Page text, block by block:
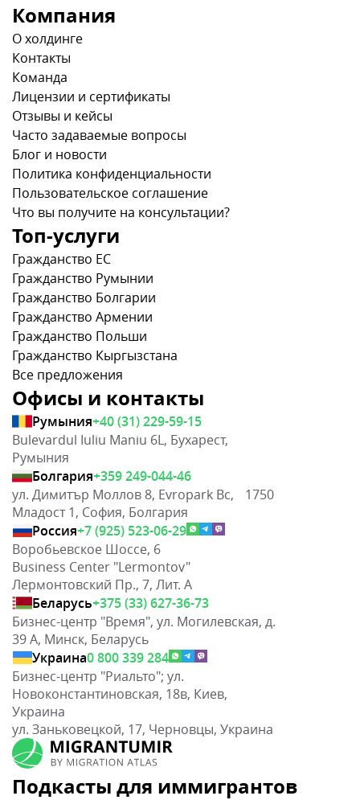
Подкасты для иммигрантов
Компания
О холдинге
Контакты
Команда
Лицензии и сертификаты
Отзывы и кейсы
Часто задаваемые вопросы
Блог и новости
Политика конфиденциальности
Пользовательское соглашение
Что вы получите на консультации?
Топ-услуги
Гражданство ЕС
Гражданство Румынии
Гражданство Болгарии
Гражданство Армении
Гражданство Польши
Гражданство Кыргызстана
Все предложения
Офисы и контакты
Румыния+40 (31) 229-59-15
Bulevardul Iuliu Maniu 6L, Бухарест,
Румыния
Болгария+359 249-044-46
ул. Димитър Моллов 8, Evropark Bc, 1750
Младост 1, София, Болгария
Россия+7 (925) 523-06-29
Воробьевское Шоссе, 6
Business Center "Lermontov"
Лермонтовский Пр., 7, Лит. А
Беларусь+375 (33) 627-36-73
Бизнес-центр "Время", ул. Могилевская, д.
39 А, Минск, Беларусь
Украина0 800 339 284
Бизнес-центр "Риальто"; ул.
Новоконстантиновская, 18в, Киев,
Украина
ул. Заньковецкой, 17, Черновцы, Украина